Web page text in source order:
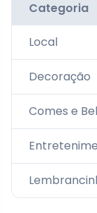
Categoria
Local
Decoração
Comes e